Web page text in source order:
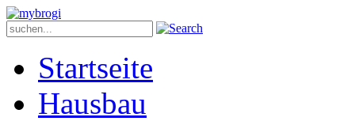
Startseite
Hausbau